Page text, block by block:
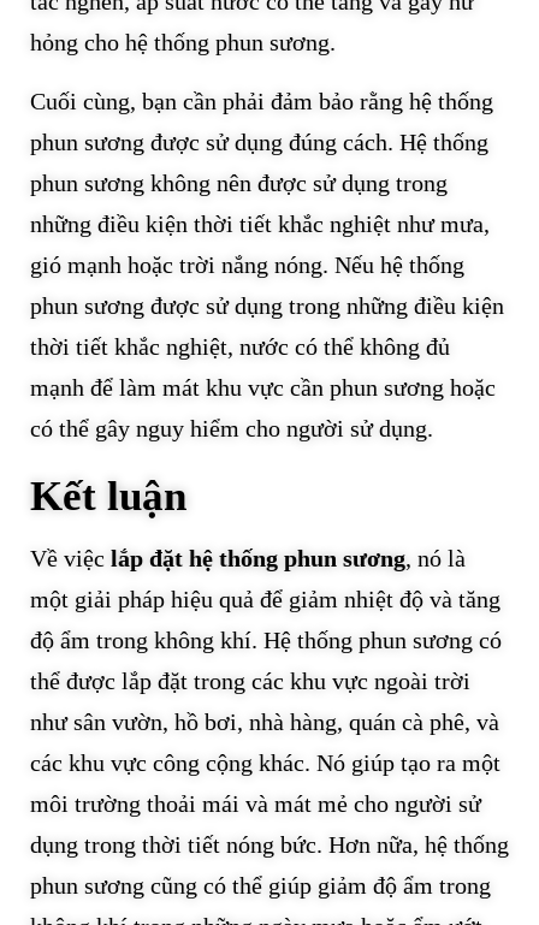
hỏng cho hệ thống phun sương.
Cuối cùng, bạn cần phải đảm bảo rằng hệ thống
phun sương được sử dụng đúng cách. Hệ thống
phun sương không nên được sử dụng trong
những điều kiện thời tiết khắc nghiệt như mưa,
gió mạnh hoặc trời nắng nóng. Nếu hệ thống
phun sương được sử dụng trong những điều kiện
thời tiết khắc nghiệt, nước có thể không đủ
mạnh để làm mát khu vực cần phun sương hoặc
có thể gây nguy hiểm cho người sử dụng.
Kết luận
Về việc lắp đặt hệ thống phun sương, nó là
một giải pháp hiệu quả để giảm nhiệt độ và tăng
độ ẩm trong không khí. Hệ thống phun sương có
thể được lắp đặt trong các khu vực ngoài trời
như sân vườn, hồ bơi, nhà hàng, quán cà phê, và
các khu vực công cộng khác. Nó giúp tạo ra một
môi trường thoải mái và mát mẻ cho người sử
dụng trong thời tiết nóng bức. Hơn nữa, hệ thống
phun sương cũng có thể giúp giảm độ ẩm trong